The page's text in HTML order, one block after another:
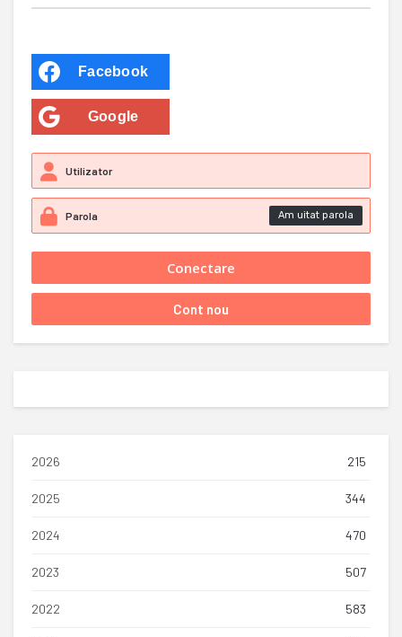
Facebook
Google
Am uitat parola
2026 215
2025 344
2024 470
2023 507
2022 583